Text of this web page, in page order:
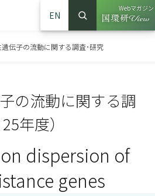
EN
サイト内検索
検索
Webマガジン
（別ウイ
伝子の流動に関する調査･研究
の流動に関する調
年度）
dispersion of
genes